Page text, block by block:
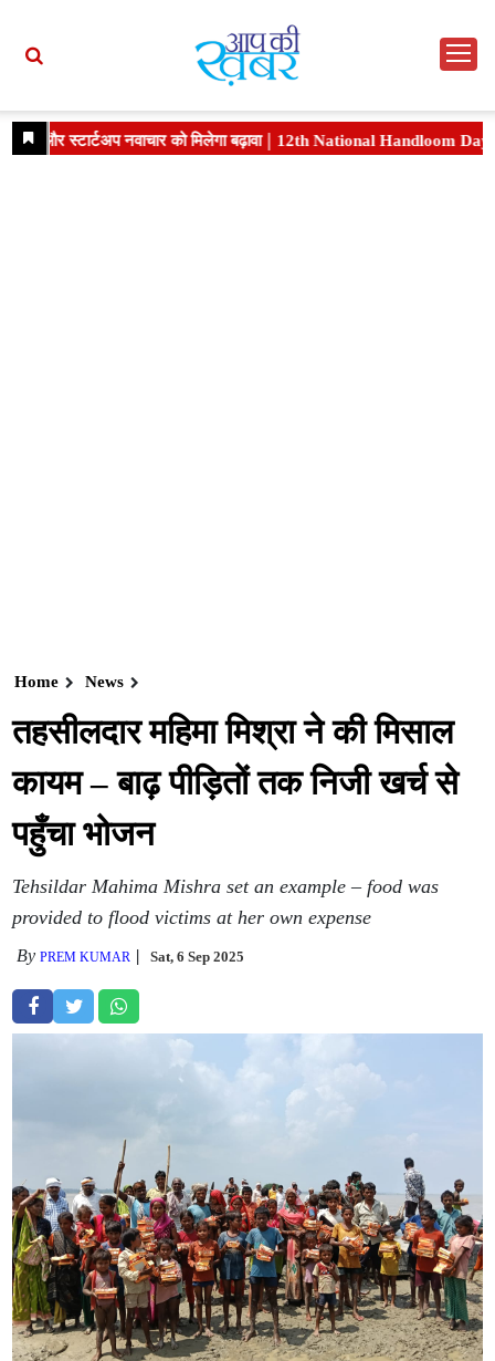
Home News
तहसीलदार महिमा मिश्रा ने की मिसाल
कायम – बाढ़ पीड़ितों तक निजी खर्च से
पहुँचा भोजन
Tehsildar Mahima Mishra set an example – food was
provided to flood victims at her own expense
ByPREM KUMAR Sat, 6 Sep 2025